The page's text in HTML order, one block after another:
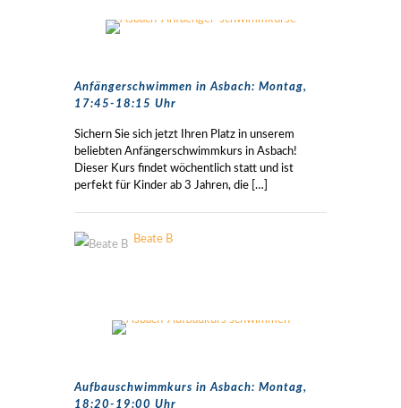
Anfängerschwimmen in Asbach: Montag,
17:45-18:15 Uhr
Sichern Sie sich jetzt Ihren Platz in unserem
beliebten Anfängerschwimmkurs in Asbach!
Dieser Kurs findet wöchentlich statt und ist
perfekt für Kinder ab 3 Jahren, die […]
Beate B
Aufbauschwimmkurs in Asbach: Montag,
18:20-19:00 Uhr